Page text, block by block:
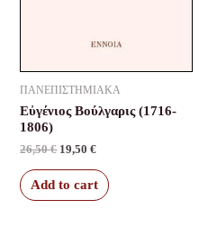
ΠΑΝΕΠΙΣΤΗΜΙΑΚΑ
Εὐγένιος Βούλγαρις (1716-
1806)
26,50€ 19,50€
Add to cart